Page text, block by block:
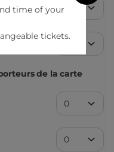
de la carte
time of your
tickets.